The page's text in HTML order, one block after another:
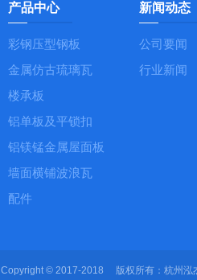
产品中心
彩钢压型钢板
金属仿古琉璃瓦
楼承板
铝单板及平锁扣
铝镁锰金属屋面板
墙面横铺波浪瓦
配件
新闻动态
公司要闻
行业新闻
Copyright © 2017-2018 版权所有：杭州泓